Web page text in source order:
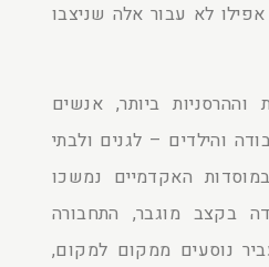
לא עבור אלה שניצבו
ביותר, אנשים
והילדים – לגנים ולבתי
האקדמיים נמשכו
בקצב מוגבר, התחבורה
נוסעים ממקום למקום,